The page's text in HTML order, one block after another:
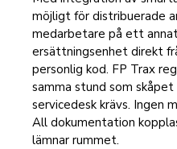
möjligt för distribuerade
medarbetare på ett
ersättningsenhet direkt
personlig kod. FP Trax
samma stund som
servicedesk krävs. Ingen
All dokumentation
lämnar rummet.